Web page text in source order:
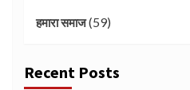
हमारा समाज(59)
Recent Posts